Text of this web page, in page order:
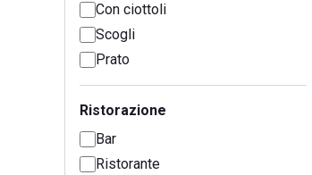
Con ciottoli
Scogli
Prato
Ristorazione
Bar
Ristorante